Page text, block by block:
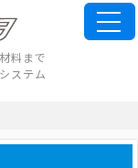
料まで
ステム